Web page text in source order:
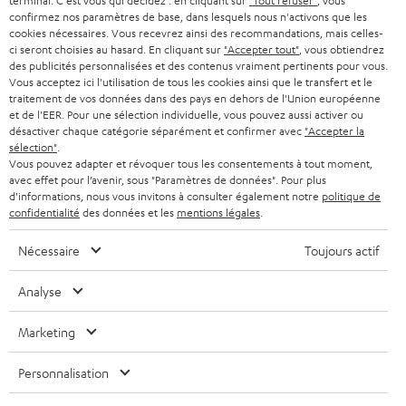
e
w
s
l
e
t
t
e
r
SMART HOME
BLUETOOTH
CASQUES AUDIO
CASQUES BLUETOOTH AUDIO
SYSTEMES COMPLETS
ENCEINTES
ÉCOUTEURS INTRA-AURICULAIRES
FANSHOP
NOUVEAUTÉS
B2B
BLOG
NEWSLETTER
MAGASINS
AVANTAGES D’ACHAT
L’HISTOIRE DE TEUFEL
MANAGEMENT
DEVELOPPEMENT DURABLE
VALEURS
ACCESSIBILITÉ
AUTRICHE
SUISSE
PAYS-BAS
BELGIQUE
FRANCE
ESPAGNE
Sous réserve de modifications techniques, de fautes de frappe et d’autres
livraison. D’éventuels frais d’élimination des batteries sont inclus dans le prix.
confirmez nos paramètres de base, dans lesquels nous n'activons que les
cookies nécessaires. Vous recevrez ainsi des recommandations, mais celles-
ci seront choisies au hasard. En cliquant sur "Accepter tout" , vous obtiendrez
des publicités personnalisées et des contenus vraiment pertinents pour vous.
Vous acceptez ici l'utilisation de tous les cookies ainsi que le transfert et le
traitement de vos données dans des pays en dehors de l'Union européenne
et de l'EER. Pour une sélection individuelle, vous pouvez aussi activer ou
désactiver chaque catégorie séparément et confirmer avec "Accepter la
sélection"
Vous pouvez adapter et révoquer tous les consentements à tout moment,
avec effet pour l’avenir, sous "Paramètres de données". Pour plus
d'informations, nous vous invitons à consulter également notre politique de
confidentialité des données et les mentions légales
Nécessaire Toujours actif
Analyse
Marketing
Personnalisation